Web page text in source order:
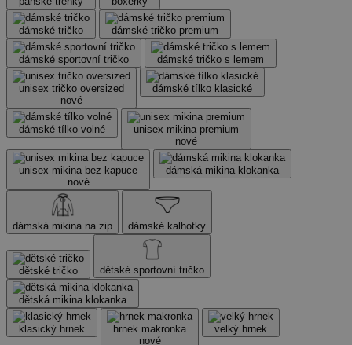
dámské tričko dámské tričko premium
dámské sportovní tričko dámské tričko s lemem
unisex tričko oversized
nové
dámské tílko klasické
dámské tílko volné
unisex mikina premium
nové
unisex mikina bez kapuce
nové
dámská mikina klokanka
dámská mikina na zip dámské kalhotky
dětské tričko dětské sportovní tričko
dětská mikina klokanka
klasický hrnek
hrnek makronka
nové
velký hrnek